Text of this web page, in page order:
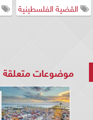
القضية الفلسطينية
موضوعات متعلقة